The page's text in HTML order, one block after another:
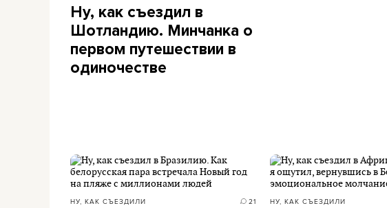
Ну, как съездил в
Шотландию. Минчанка о
первом путешествии в
одиночестве
НУ, КАК СЪЕЗДИЛИ 21 НУ, КАК СЪЕЗДИЛИ